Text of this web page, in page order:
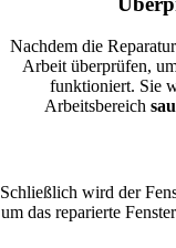
Nachdem die
Arbeit überprüfen,
funktioniert. Sie
Arbeitsbereich
Schließlich wird der
um das reparierte